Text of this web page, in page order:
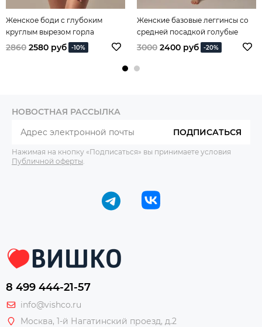
Женское боди с глубоким
круглым вырезом горла
небесного цвета
2860 2580 руб -10%
Женские базовые леггинсы со
средней посадкой голубые
3000 2400 руб -20%
НОВОСТНАЯ РАССЫЛКА
ПОДПИСАТЬСЯ
Нажимая на кнопку «Подписаться» вы принимаете условия
Публичной оферты
8 499 444-21-57
info@vishco.ru
Москва, 1-й Нагатинский проезд, д.2